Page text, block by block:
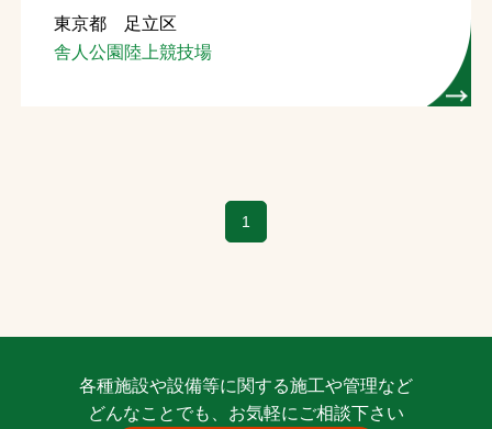
お問合せ
文字の見えづらさや操作にお困りの方へ
東京都 足立区
舎人公園陸上競技場
1
各種施設や設備等に関する施工や管理など
どんなことでも、お気軽にご相談下さい